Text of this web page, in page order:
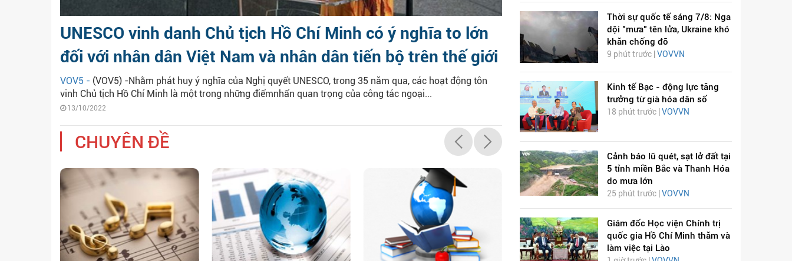
UNESCO vinh danh Chủ tịch Hồ Chí Minh có ý nghĩa to lớn
đối với nhân dân Việt Nam và nhân dân tiến bộ trên thế giới
VOV5 - (VOV5) -Nhằm phát huy ý nghĩa của Nghị quyết UNESCO, trong 35 năm qua, các hoạt động tôn
vinh Chủ tịch Hồ Chí Minh là một trong những điểmnhấn quan trọng của công tác ngoại...
13/10/2022
CHUYÊN ĐỀ
Thời sự quốc tế sáng 7/8: Nga
dội "mưa" tên lửa, Ukraine khó
khăn chống đỡ
9 phút trước |VOVVN
Kinh tế Bạc - động lực tăng
trưởng từ già hóa dân số
18 phút trước | VOVVN
Cảnh báo lũ quét, sạt lở đất tại
5 tỉnh miền Bắc và Thanh Hóa
do mưa lớn
25 phút trước | VOVVN
Giám đốc Học viện Chính trị
quốc gia Hồ Chí Minh thăm và
làm việc tại Lào